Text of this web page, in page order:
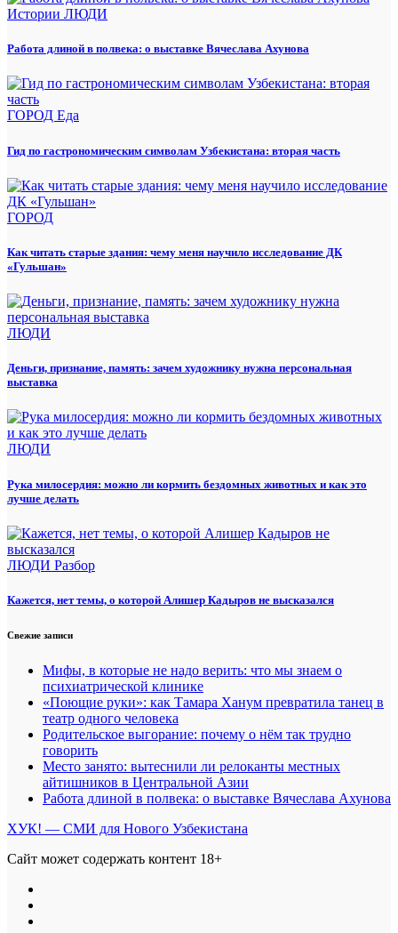
Истории ЛЮДИ
Работа длиной в полвека: о выставке Вячеслава Ахунова
ГОРОД Еда
Гид по гастрономическим символам Узбекистана: вторая часть
ГОРОД
Как читать старые здания: чему меня научило исследование ДК
«Гульшан»
ЛЮДИ
Деньги, признание, память: зачем художнику нужна персональная
выставка
ЛЮДИ
Рука милосердия: можно ли кормить бездомных животных и как это
лучше делать
ЛЮДИ Разбор
Кажется, нет темы, о которой Алишер Кадыров не высказался
Свежие записи
Мифы, в которые не надо верить: что мы знаем о
психиатрической клинике
«Поющие руки»: как Тамара Ханум превратила танец в
театр одного человека
Родительское выгорание: почему о нём так трудно
говорить
Место занято: вытеснили ли релоканты местных
айтишников в Центральной Азии
Работа длиной в полвека: о выставке Вячеслава Ахунова
ХУК! — СМИ для Нового Узбекистана
Сайт может содержать контент 18+